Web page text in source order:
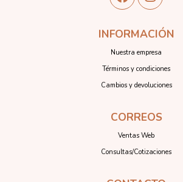
INFORMACIÓN
Nuestra empresa
Términos y condiciones
Cambios y devoluciones
CORREOS
Ventas Web
Consultas/Cotizaciones